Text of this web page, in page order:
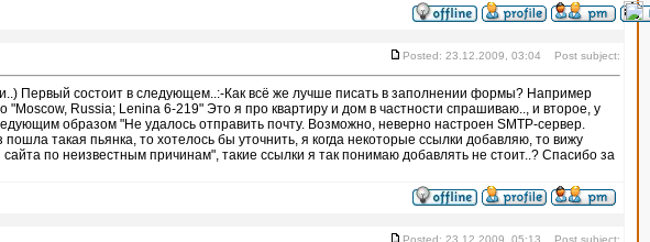
Posted: 23.12.2009, 03:04 Post subject:
Первый состоит в следующем..:-Как всё же лучше писать в заполнении формы? Например
Russia; Lenina 6-219" Это я про квартиру и дом в частности спрашиваю.., и второе, у
образом "Не удалось отправить почту. Возможно, неверно настроен SMTP-сервер.
такая пьянка, то хотелось бы уточнить, я когда некоторые ссылки добавляю, то вижу
по неизвестным причинам", такие ссылки я так понимаю добавлять не стоит..? Спасибо за
Posted: 23.12.2009, 05:13 Post subject: